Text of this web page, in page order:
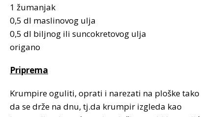
1 žumanjak
0,5 dl maslinovog ulja
0,5 dl biljnog ili suncokretovog ulja
origano
Priprema
Krumpire oguliti, oprati i narezati na ploške tako
da se drže na dnu, tj.da krumpir izgleda kao